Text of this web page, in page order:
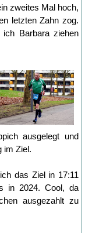
zweites Mal hoch,
letzten Zahn zog.
Barbara ziehen
ausgelegt und
im Ziel.
das Ziel in 17:11
in 2024. Cool, da
ausgezahlt zu